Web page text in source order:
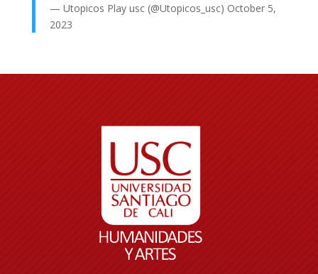
— Utopicos Play usc (@Utopicos_usc) October 5,
2023